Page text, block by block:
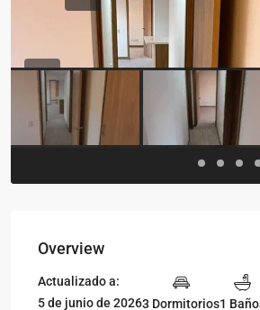
Previous
Overview
Actualizado a:
5 de junio de 20263 Dormitorios1